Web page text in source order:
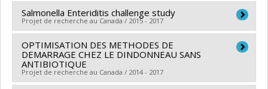
MITACS Inc.
Grant programs: PVXXXXXX-Prog. soutien rech (PSR
v1B): Soutien à des projets rech. (Mitacs) , PVXXXXXX-
Stage Accélération Québec - MITACS
Lead researcher : Martine Boulianne
Co-researchers : Marie Archambault,John Prescott
Salmonella Enteriditis challenge study
Projet de recherche au Canada / 2015 - 2017
Co-researchers : Martine Boulianne
Funding sources:Les Producteurs d’œufs du Canada
Grant programs:
OPTIMISATION DES METHODES DE
DEMARRAGE CHEZ LE DINDONNEAU SANS
ANTIBIOTIQUE
Projet de recherche au Canada / 2014 - 2017